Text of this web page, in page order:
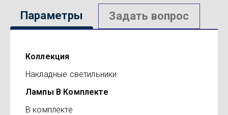
Параметры Задать вопрос
Коллекция
Накладные светильники
Лампы В Комплекте
В комплекте